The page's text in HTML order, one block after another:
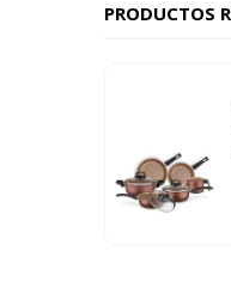
PRODUCTOS